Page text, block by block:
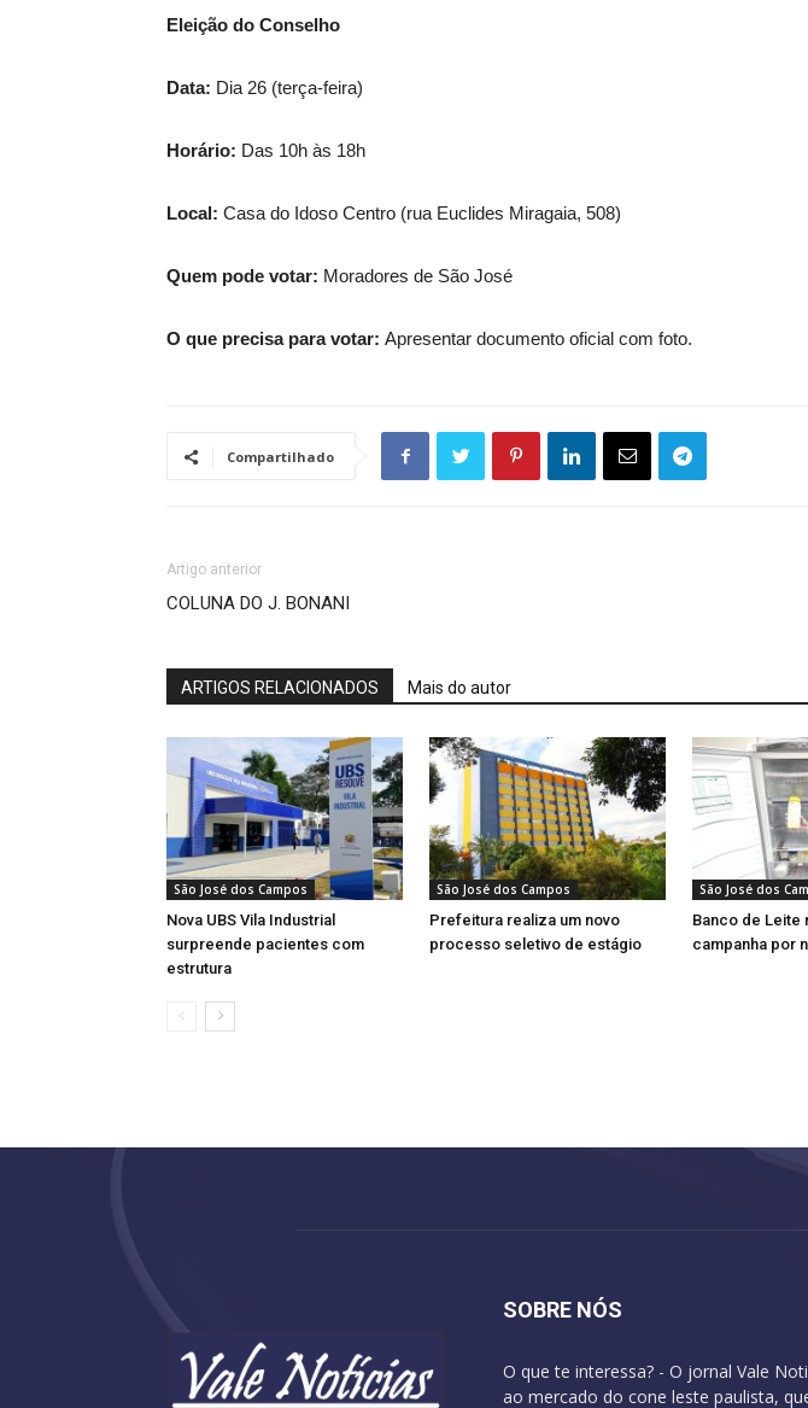
Eleição do Conselho
Data: Dia 26 (terça-feira)
Horário: Das 10h às 18h
Local: Casa do Idoso Centro (rua Euclides Miragaia, 508)
Quem pode votar: Moradores de São José
O que precisa para votar: Apresentar documento oficial com foto.
Compartilhado
Artigo anterior
COLUNA DO J. BONANI
ARTIGOS RELACIONADOS Mais do autor
São José dos Campos
Nova UBS Vila Industrial
surpreende pacientes com
estrutura
São José dos Campos
Prefeitura realiza um novo
processo seletivo de estágio
São José dos
Banco de Leite
campanha por
SOBRE NÓS
O que te interessa? - O jornal Vale
ao mercado do cone leste paulista,